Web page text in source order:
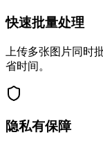
快速批量处理
上传多张图片同时
省时间。
隐私有保障